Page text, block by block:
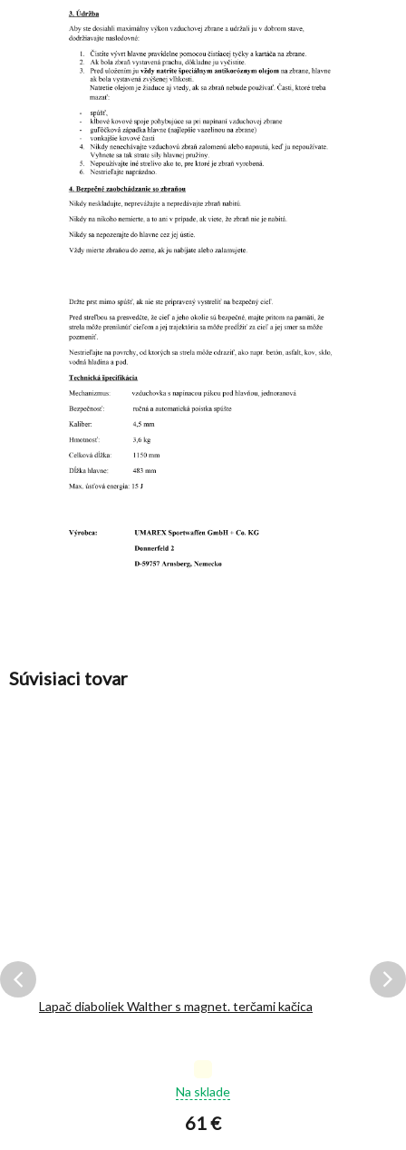
Súvisiaci tovar
Lapač diaboliek Walther s magnet. terčami kačica
hodnotenie
je
Na sklade
61 €